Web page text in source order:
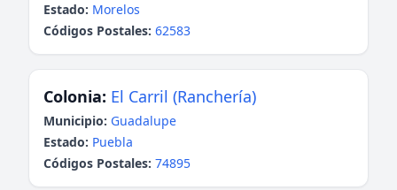
Estado: Morelos
Códigos Postales: 62583
Colonia: El Carril (Ranchería)
Municipio: Guadalupe
Estado: Puebla
Códigos Postales: 74895